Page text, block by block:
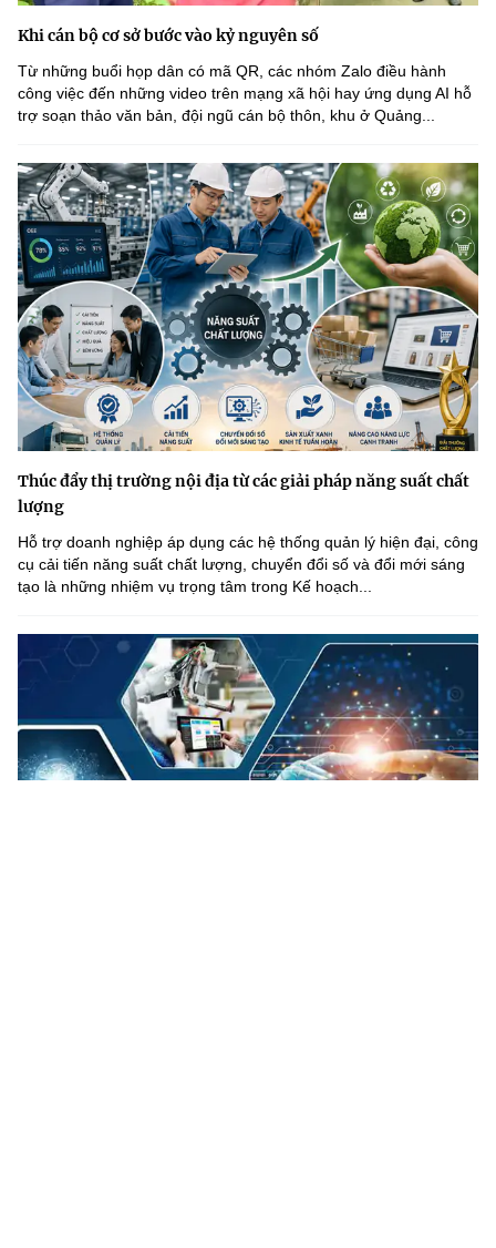
Khi cán bộ cơ sở bước vào kỷ nguyên số
Từ những buổi họp dân có mã QR, các nhóm Zalo điều hành
công việc đến những video trên mạng xã hội hay ứng dụng AI hỗ
trợ soạn thảo văn bản, đội ngũ cán bộ thôn, khu ở Quảng...
Thúc đẩy thị trường nội địa từ các giải pháp năng suất chất
lượng
Hỗ trợ doanh nghiệp áp dụng các hệ thống quản lý hiện đại, công
cụ cải tiến năng suất chất lượng, chuyển đổi số và đổi mới sáng
tạo là những nhiệm vụ trọng tâm trong Kế hoạch...